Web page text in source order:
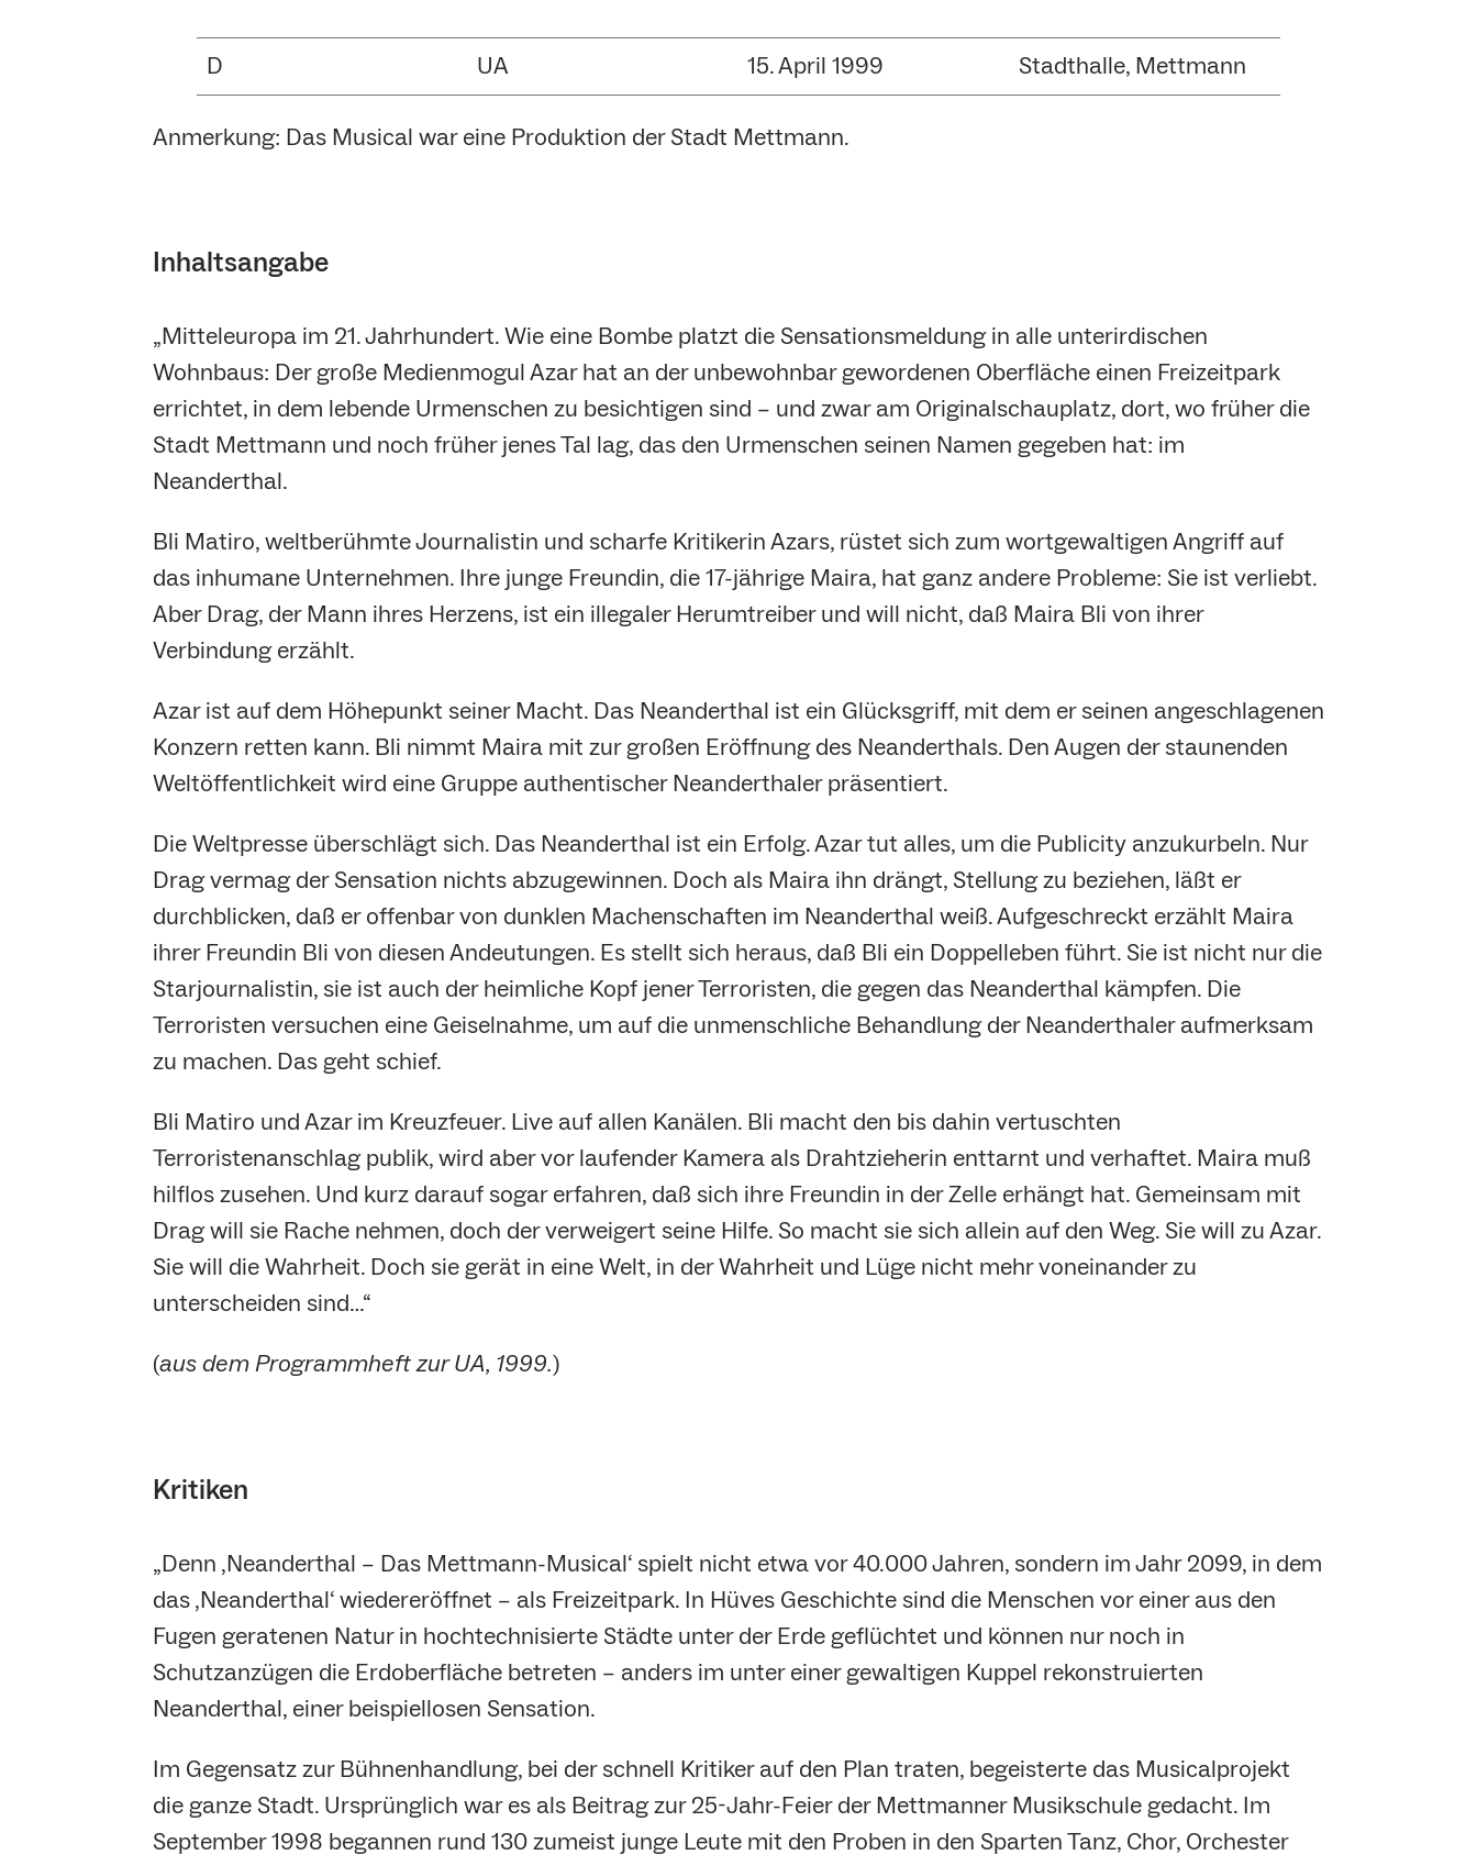
D UA 15. April 1999 Stadthalle, Mettmann
Anmerkung: Das Musical war eine Produktion der Stadt Mettmann.
Inhaltsangabe
„Mitteleuropa im 21. Jahrhundert. Wie eine Bombe platzt die Sensationsmeldung in alle unterirdischen
Wohnbaus: Der große Medienmogul Azar hat an der unbewohnbar gewordenen Oberfläche einen Freizeitpark
errichtet, in dem lebende Urmenschen zu besichtigen sind – und zwar am Originalschauplatz, dort, wo früher die
Stadt Mettmann und noch früher jenes Tal lag, das den Urmenschen seinen Namen gegeben hat: im
Neanderthal.
Bli Matiro, weltberühmte Journalistin und scharfe Kritikerin Azars, rüstet sich zum wortgewaltigen Angriff auf
das inhumane Unternehmen. Ihre junge Freundin, die 17-jährige Maira, hat ganz andere Probleme: Sie ist verliebt.
Aber Drag, der Mann ihres Herzens, ist ein illegaler Herumtreiber und will nicht, daß Maira Bli von ihrer
Verbindung erzählt.
Azar ist auf dem Höhepunkt seiner Macht. Das Neanderthal ist ein Glücksgriff, mit dem er seinen angeschlagenen
Konzern retten kann. Bli nimmt Maira mit zur großen Eröffnung des Neanderthals. Den Augen der staunenden
Weltöffentlichkeit wird eine Gruppe authentischer Neanderthaler präsentiert.
Die Weltpresse überschlägt sich. Das Neanderthal ist ein Erfolg. Azar tut alles, um die Publicity anzukurbeln. Nur
Drag vermag der Sensation nichts abzugewinnen. Doch als Maira ihn drängt, Stellung zu beziehen, läßt er
durchblicken, daß er offenbar von dunklen Machenschaften im Neanderthal weiß. Aufgeschreckt erzählt Maira
ihrer Freundin Bli von diesen Andeutungen. Es stellt sich heraus, daß Bli ein Doppelleben führt. Sie ist nicht nur die
Starjournalistin, sie ist auch der heimliche Kopf jener Terroristen, die gegen das Neanderthal kämpfen. Die
Terroristen versuchen eine Geiselnahme, um auf die unmenschliche Behandlung der Neanderthaler aufmerksam
zu machen. Das geht schief.
Bli Matiro und Azar im Kreuzfeuer. Live auf allen Kanälen. Bli macht den bis dahin vertuschten
Terroristenanschlag publik, wird aber vor laufender Kamera als Drahtzieherin enttarnt und verhaftet. Maira muß
hilflos zusehen. Und kurz darauf sogar erfahren, daß sich ihre Freundin in der Zelle erhängt hat. Gemeinsam mit
Drag will sie Rache nehmen, doch der verweigert seine Hilfe. So macht sie sich allein auf den Weg. Sie will zu Azar.
Sie will die Wahrheit. Doch sie gerät in eine Welt, in der Wahrheit und Lüge nicht mehr voneinander zu
unterscheiden sind…“
(aus dem Programmheft zur UA, 1999.)
Kritiken
„Denn ‚Neanderthal – Das Mettmann-Musical‘ spielt nicht etwa vor 40.000 Jahren, sondern im Jahr 2099, in dem
das ‚Neanderthal‘ wiedereröffnet – als Freizeitpark. In Hüves Geschichte sind die Menschen vor einer aus den
Fugen geratenen Natur in hochtechnisierte Städte unter der Erde geflüchtet und können nur noch in
Schutzanzügen die Erdoberfläche betreten – anders im unter einer gewaltigen Kuppel rekonstruierten
Neanderthal, einer beispiellosen Sensation.
Im Gegensatz zur Bühnenhandlung, bei der schnell Kritiker auf den Plan traten, begeisterte das Musicalprojekt
die ganze Stadt. Ursprünglich war es als Beitrag zur 25-Jahr-Feier der Mettmanner Musikschule gedacht. Im
September 1998 begannen rund 130 zumeist junge Leute mit den Proben in den Sparten Tanz, Chor, Orchester